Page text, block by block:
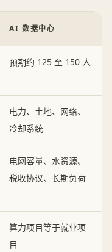
AI 数据中心
预期约 125 至 150 人
电力、土地、网络、
冷却系统
电网容量、水资源、
税收协议、长期负荷
算力项目等于就业项
目